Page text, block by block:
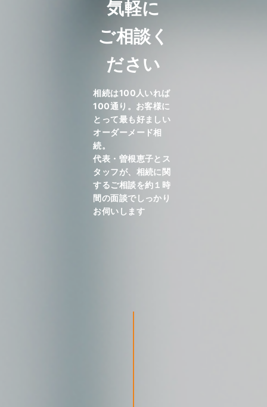
気軽に
ご相談く
ださい
相続は100人いれば
100通り。お客様に
とって最も好ましい
オーダーメード相
続。
代表・曽根恵子とス
タッフが、相続に関
するご相談を約１時
間の面談でしっかり
お伺いします